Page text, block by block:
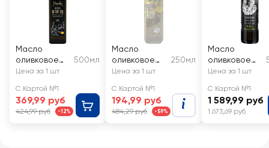
Масло
оливковое
LIBERITAS
Oil, c
добавлением
подсолнечно
500мл
Цена за 1 шт
С Картой №1
369,99 руб
424,99 руб -12%
Масло
оливковое
COLUMB с
им уксусом и
травами,
рафинирова
250мл
Цена за 1 шт
С Картой №1
194,99 руб
484,29 руб -59%
Масло
оливковое
OLIVE ROOTS
P.G.I.
Цена за 1 шт
С Картой №1
1 589,99 руб
1 673,69 руб